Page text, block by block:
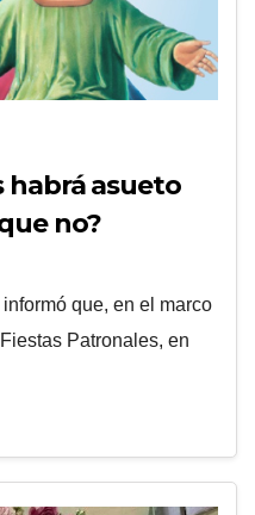
habrá asueto
no?
que, en el marco
Patronales, en